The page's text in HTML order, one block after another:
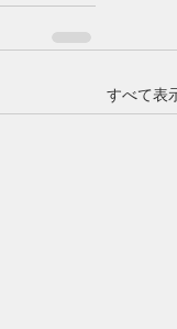
すべて表